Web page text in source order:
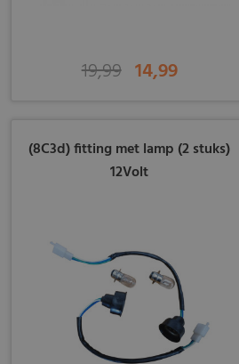
19,99 14,99
(8C3d) fitting met lamp (2 stuks)
12Volt